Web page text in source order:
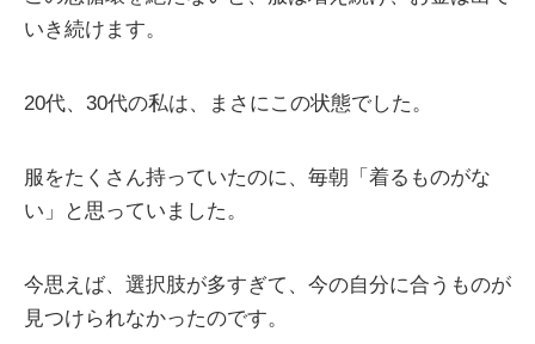
いき続けます。
20代、30代の私は、まさにこの状態でした。
服をたくさん持っていたのに、毎朝「着るものがな
い」と思っていました。
今思えば、選択肢が多すぎて、今の自分に合うものが
見つけられなかったのです。